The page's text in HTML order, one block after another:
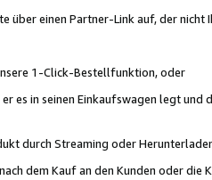
einen Partner-Link auf, der nicht
1-Click-Bestellfunktion, oder
es in seinen Einkaufswagen legt und
durch Streaming oder
dem Kauf an den Kunden oder